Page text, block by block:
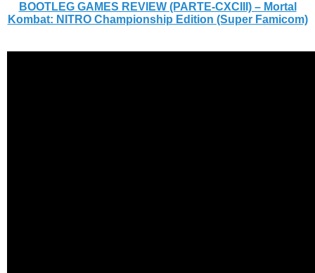
BOOTLEG GAMES REVIEW (PARTE-CXCIII) – Mortal
Kombat: NITRO Championship Edition (Super Famicom)